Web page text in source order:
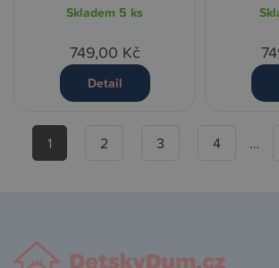
Skladem 5 ks
749,00 Kč
Detail
1 2 3 4 …